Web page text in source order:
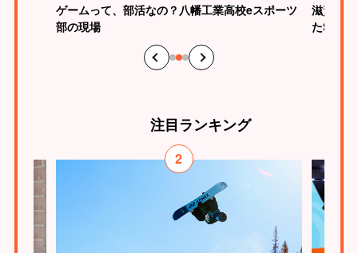
ゲームって、部活なの？八幡工業高校eスポーツ
部の現場
滋賀ら
た
注目ランキング
2